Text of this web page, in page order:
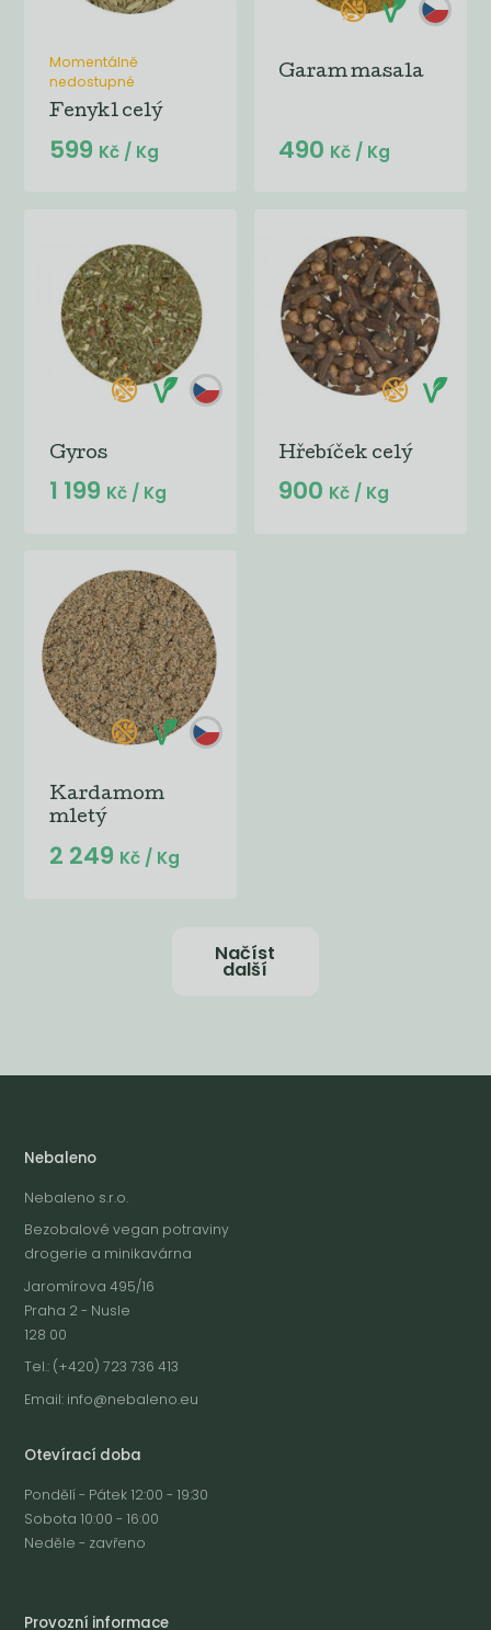
Momentálně
nedostupné
Fenykl celý
599 Kč / Kg
Garam masala
490 Kč / Kg
Gyros
1 199 Kč / Kg
Hřebíček celý
900 Kč / Kg
Kardamom
mletý
2 249 Kč / Kg
Načíst
další
Nebaleno
Nebaleno s.r.o.
Bezobalové vegan potraviny
drogerie a minikavárna
Jaromírova 495/16
Praha 2 - Nusle
128 00
Tel.: (+420) 723 736 413
Email: info@nebaleno.eu
Otevírací doba
Pondělí - Pátek 12:00 - 19:30
Sobota 10:00 - 16:00
Neděle - zavřeno
Provozní informace